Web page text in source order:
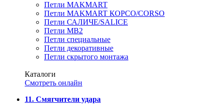
Петли MAKMART
Петли MAKMART КОРСО/CORSO
Петли САЛИЧЕ/SALICE
Петли MB2
Петли специальные
Петли декоративные
Петли скрытого монтажа
Каталоги
Смотреть онлайн
11. Смягчители удара